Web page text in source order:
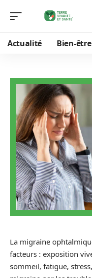
Actualité Bien-être
La migraine
facteurs : exposition
sommeil, fatigue,